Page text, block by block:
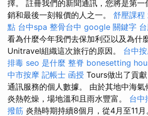
擇。 註冊我們的新聞通訊，您將是第一
銷和最後一刻報價的人之一。 舒壓課程
點 台中spa 整骨台中 google 關鍵字
看為什麼今年我們去保加利亞以及為什
Unitravel組織這次旅行的原因。 台中
排毒 seo 是什麼 整脊 bonesetting
中市按摩 記帳士 函授 Tours做出了貢
通訊服務的個人數據。 由於其地中海
炎熱乾燥，場地溫和且雨水豐富。 台中
撥筋 炎熱時期持續8個月，從4月至11月